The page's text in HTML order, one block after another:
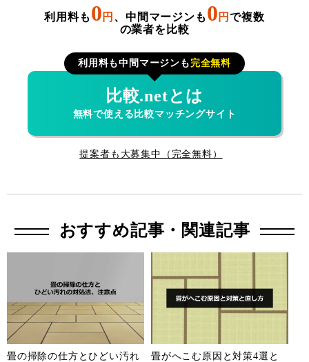
利用料も 0 円 、中間マージンも 0 円で複数
の業者を比較
利用料も中間マージンも 完全無料
比較.netとは
無料で使える比較マッチングサイト
提案者も大募集中（完全無料）
おすすめ記事・関連記事
畳の掃除の仕方とひどい汚れ
畳がへこむ原因と対策4選と